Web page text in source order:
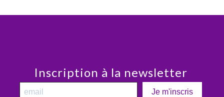
Inscription à la newsletter
Je m'inscris